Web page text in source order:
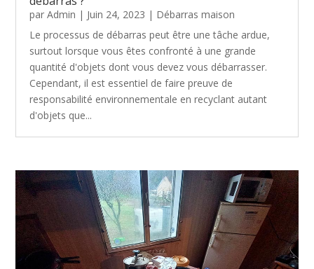
parAdmin | Juin 24, 2023 | Débarras maison
Le processus de débarras peut être une tâche ardue,
surtout lorsque vous êtes confronté à une grande
quantité d'objets dont vous devez vous débarrasser.
Cependant, il est essentiel de faire preuve de
responsabilité environnementale en recyclant autant
d'objets que...